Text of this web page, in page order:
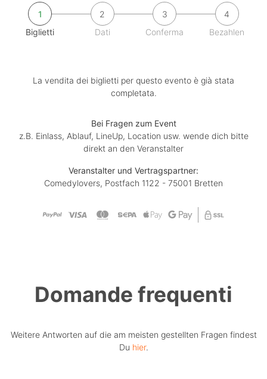
1
Biglietti
2
Dati
3
Conferma
4
Bezahlen
La vendita dei biglietti per questo evento è già stata
completata.
Bei Fragen zum Event
z.B. Einlass, Ablauf, LineUp, Location usw. wende dich bitte
direkt an den Veranstalter
Veranstalter und Vertragspartner:
Comedylovers, Postfach 1122 - 75001 Bretten
Domande frequenti
Weitere Antworten auf die am meisten gestellten Fragen findest
Du hier.